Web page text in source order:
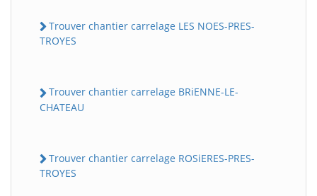
Trouver chantier carrelage LES NOES-PRES-
TROYES
Trouver chantier carrelage BRiENNE-LE-
CHATEAU
Trouver chantier carrelage ROSiERES-PRES-
TROYES